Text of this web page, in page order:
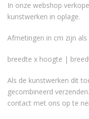
In onze webshop
kunstwerken in oplage.
Afmetingen in cm zijn
breedte x hoogte |
Als de kunstwerken dit
gecombineerd
contact met ons op te